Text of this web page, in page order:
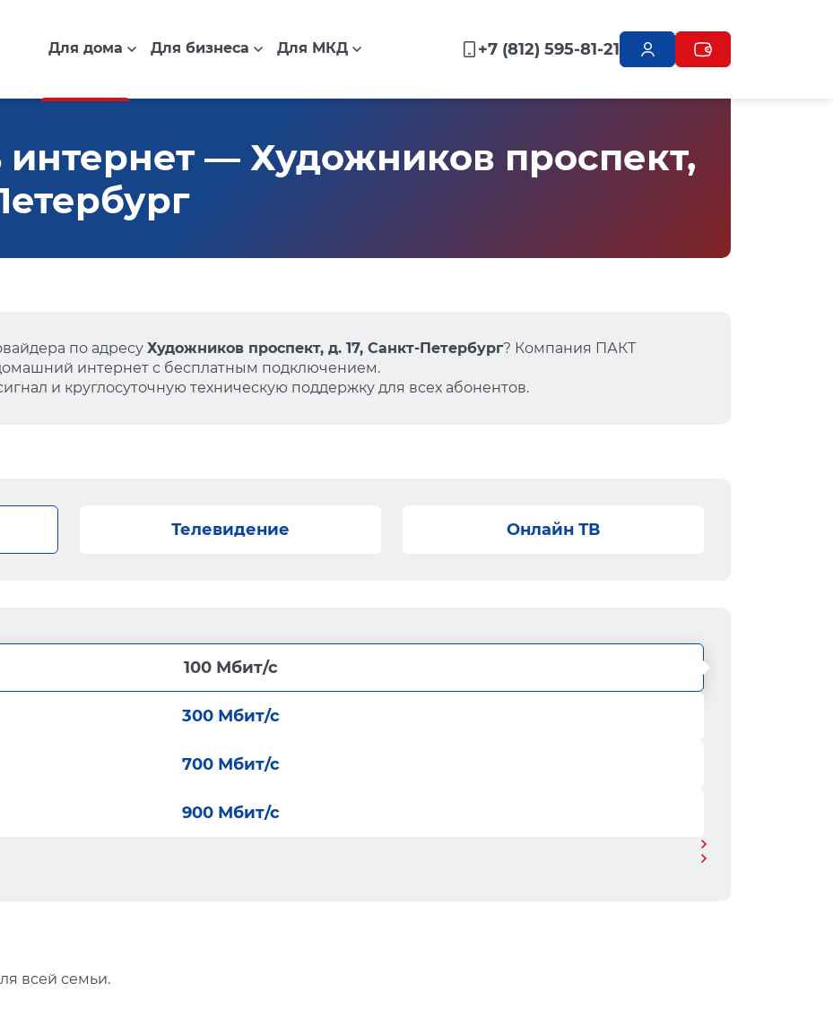
Для дома Для бизнеса Для МКД +7 (812) 595-81-21
— Художников проспект,
по адресу Художников проспект, д. 17, Санкт-Петербург? Компания ПАКТ
интернет с бесплатным подключением.
и круглосуточную техническую поддержку для всех абонентов.
Телевидение Онлайн ТВ
100 Мбит/с
300 Мбит/с
700 Мбит/с
900 Мбит/с
всей семьи.